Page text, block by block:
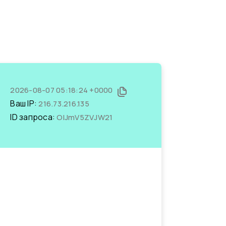
2026-08-07 05:18:24 +0000
Ваш IP:216.73.216.135
ID запроса:OIJmV5ZVJW21